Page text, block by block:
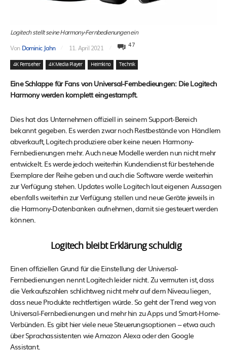
Logitech stellt seine Harmony-Fernbedienungen ein
Von Dominic Jahn 11. April 2021 47
4K Fernseher 4K Media Player Heimkino Technik
Eine Schlappe für Fans von Universal-Fernbedieungen: Die Logitech
Harmony werden komplett eingestampft.
Dies hat das Unternehmen offiziell in seinem Support-Bereich
bekannt gegeben. Es werden zwar noch Restbestände von Händlern
abverkauft, Logitech produziere aber keine neuen Harmony-
Fernbedienungen mehr. Auch neue Modelle werden nun nicht mehr
entwickelt. Es werde jedoch weiterhin Kundendienst für bestehende
Exemplare der Reihe geben und auch die Software werde weiterhin
zur Verfügung stehen. Updates wolle Logitech laut eigenen Aussagen
ebenfalls weiterhin zur Verfügung stellen und neue Geräte jeweils in
die Harmony-Datenbanken aufnehmen, damit sie gesteuert werden
können.
Logitech bleibt Erklärung schuldig
Einen offiziellen Grund für die Einstellung der Universal-
Fernbedienungen nennt Logitech leider nicht. Zu vermuten ist, dass
die Verkaufszahlen schlichtweg nicht mehr auf dem Niveau liegen,
dass neue Produkte rechtfertigen würde. So geht der Trend weg von
Universal-Fernbedienungen und mehr hin zu Apps und Smart-Home-
Verbünden. Es gibt hier viele neue Steuerungsoptionen – etwa auch
über Sprachassistenten wie Amazon Alexa oder den Google
Assistant.